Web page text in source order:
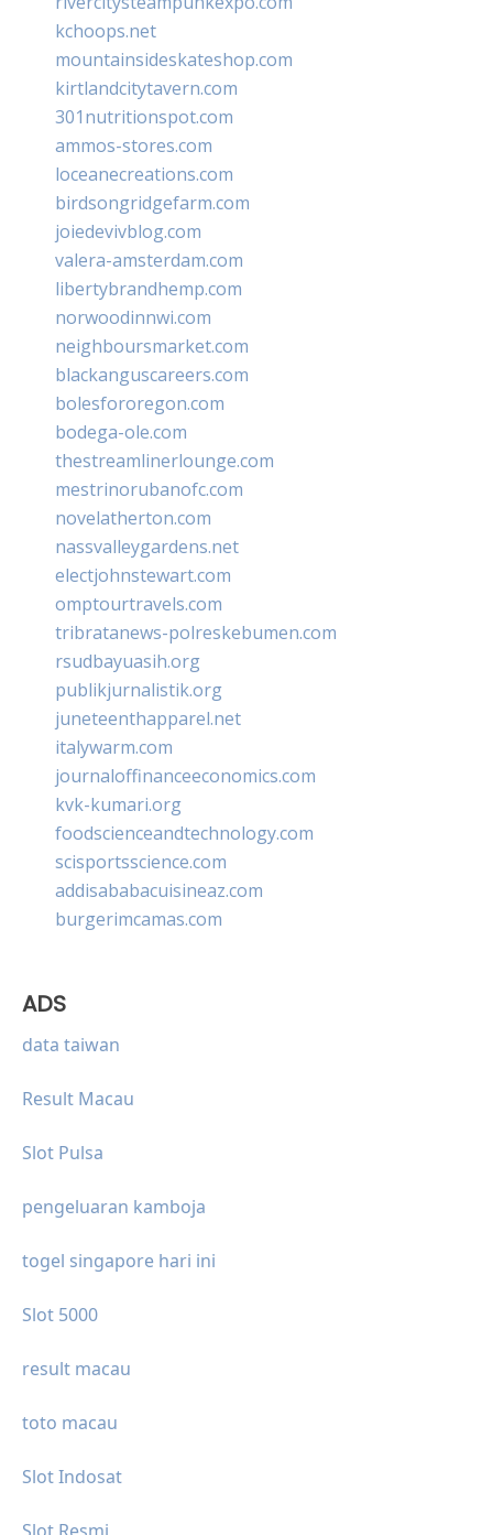
kchoops.net
mountainsideskateshop.com
kirtlandcitytavern.com
301nutritionspot.com
ammos-stores.com
loceanecreations.com
birdsongridgefarm.com
joiedevivblog.com
valera-amsterdam.com
libertybrandhemp.com
norwoodinnwi.com
neighboursmarket.com
blackanguscareers.com
bolesfororegon.com
bodega-ole.com
thestreamlinerlounge.com
mestrinorubanofc.com
novelatherton.com
nassvalleygardens.net
electjohnstewart.com
omptourtravels.com
tribratanews-polreskebumen.com
rsudbayuasih.org
publikjurnalistik.org
juneteenthapparel.net
italywarm.com
journaloffinanceeconomics.com
kvk-kumari.org
foodscienceandtechnology.com
scisportsscience.com
addisababacuisineaz.com
burgerimcamas.com
ADS
data taiwan
Result Macau
Slot Pulsa
pengeluaran kamboja
togel singapore hari ini
Slot 5000
result macau
toto macau
Slot Indosat